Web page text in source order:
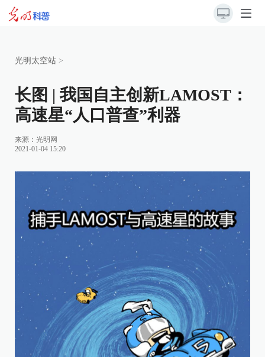
光明太空站 >
长图 | 我国自主创新LAMOST：
高速星“人口普查”利器
来源： 光明网
2021-01-04 15:20